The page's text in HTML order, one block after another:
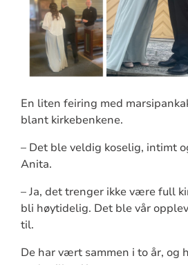
En liten feiring med
blant kirkebenkene.
– Det ble veldig koselig, intimt
Anita.
– Ja, det trenger ikke være full
bli høytidelig. Det ble vår
til.
De har vært sammen i to år, og